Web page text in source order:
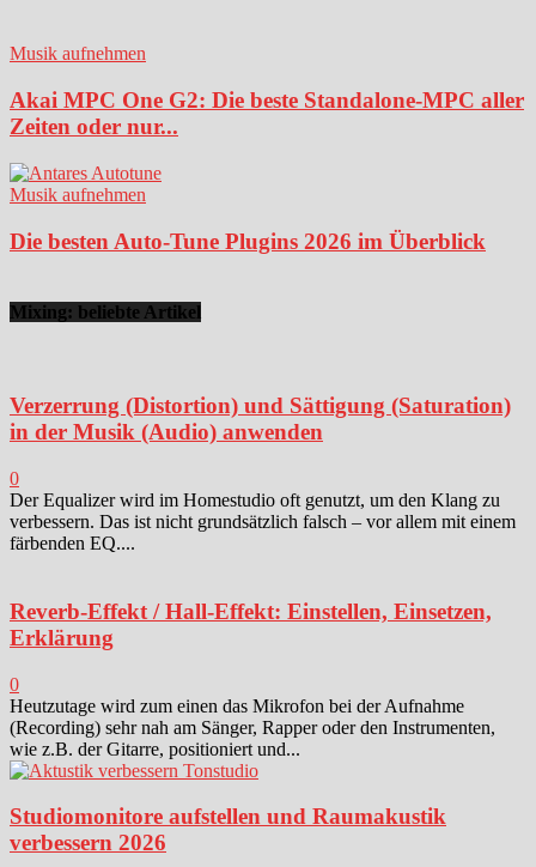
Musik aufnehmen
Akai MPC One G2: Die beste Standalone-MPC aller
Zeiten oder nur...
Musik aufnehmen
Die besten Auto-Tune Plugins 2026 im Überblick
Mixing: beliebte Artikel
Verzerrung (Distortion) und Sättigung (Saturation)
in der Musik (Audio) anwenden
0
Der Equalizer wird im Homestudio oft genutzt, um den Klang zu
verbessern. Das ist nicht grundsätzlich falsch – vor allem mit einem
färbenden EQ....
Reverb-Effekt / Hall-Effekt: Einstellen, Einsetzen,
Erklärung
0
Heutzutage wird zum einen das Mikrofon bei der Aufnahme
(Recording) sehr nah am Sänger, Rapper oder den Instrumenten,
wie z.B. der Gitarre, positioniert und...
Studiomonitore aufstellen und Raumakustik
verbessern 2026